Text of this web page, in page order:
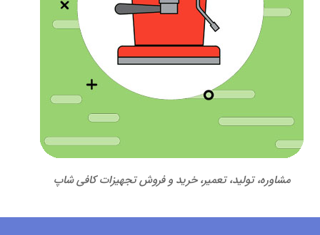
مشاوره، تولید، تعمیر، خرید و فروش تجهیزات کافی شاپ